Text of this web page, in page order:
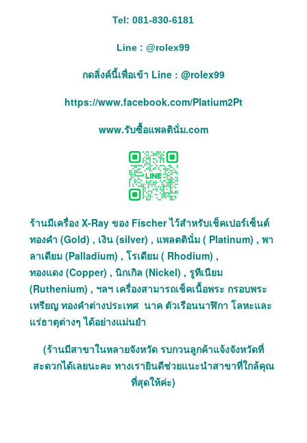
Tel: 081-830-6181
Line : @rolex99
กดลิ่งค์นี้เพื่อเข้า Line : @rolex99
https://www.facebook.com/Platium2Pt
www.รับซื้อแพลตินั่ม.com
ร้านมีเครื่อง X-Ray ของ Fischer ไว้สำหรับเช็คเปอร์เซ็นต์
ทองคำ (Gold) , เงิน (silver) , แพลตตินั่ม ( Platinum) , พา
ลาเดียม (Palladium) , โรเดียม ( Rhodium) ,
ทองแดง (Copper) , นิกเกิล (Nickel) , รูทีเนียม
(Ruthenium) , ฯลฯ เครื่องสามารถเช็คเนื้อพระ กรอบพระ
เหรียญ ทองคำต่างประเทศ นาค ตัวเรือนนาฬิกา โลหะและ
แร่ธาตุต่างๆ ได้อย่างแม่นยำ
(ร้านมีสาขาในหลายจังหวัด รบกวนลูกค้าแจ้งจังหวัดที่
สะดวกได้เลยนะคะ ทางเรายินดีช่วยแนะนำสาขาที่ใกล้คุณ
ที่สุดให้ค่ะ)